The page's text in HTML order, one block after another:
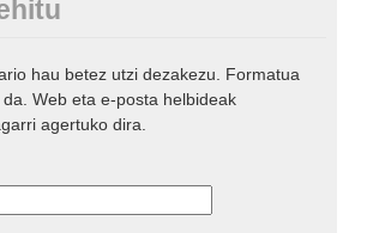
hau betez utzi dezakezu. Formatua
Web eta e-posta helbideak
agertuko dira.